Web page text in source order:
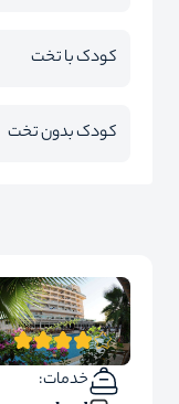
کودک با تخت
کودک بدون تخت
خدمات: